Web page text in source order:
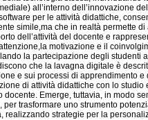
all’interno dell’innovazione
per le attività didattiche,
simile,ma che in realtà permette
dell’attività del docente e
motivazione e il
la partecipazione degli studenti
che la lavagna digitale è
e sui processi di apprendimento
di attività didattiche con lo
Emerge, tuttavia, in modo
trasformare uno strumento
strategie per la